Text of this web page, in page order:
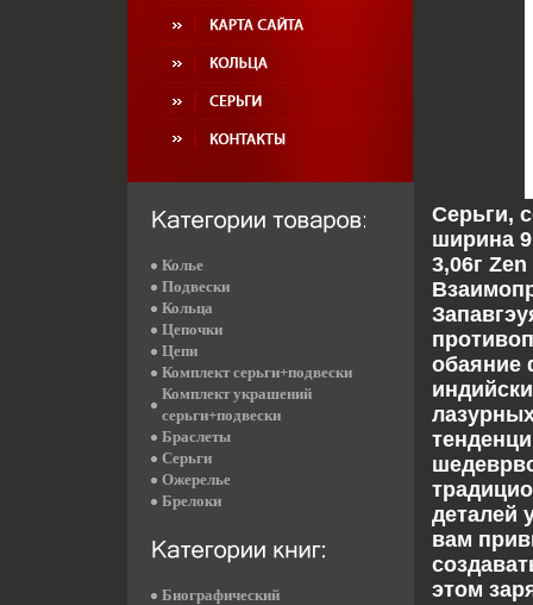
Серьги,
ширина
3,06г
обаяние
деталей
вам
этом
Колье
Подвески
Кольца
Цепочки
Цепи
Комплект серьги+подвески
Комплект украшений
серьги+подвески
Браслеты
Серьги
Ожерелье
Брелоки
Биографический